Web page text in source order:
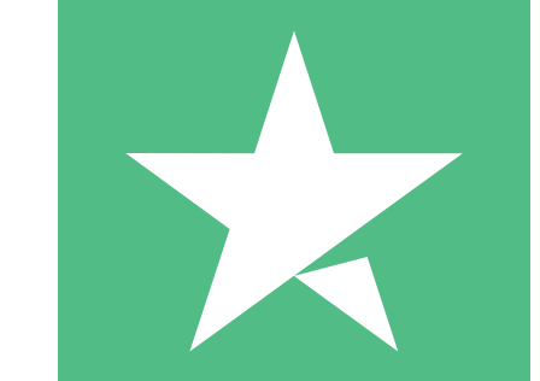
10 Descargas
20 00